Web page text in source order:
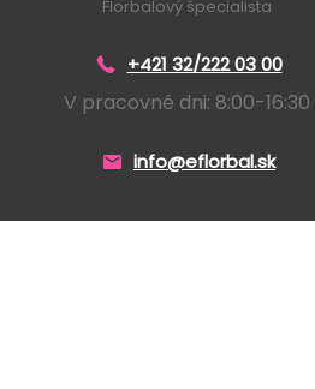
Florbalový špecialista
+421 32/222 03 00
V pracovné dni: 8:00-16:30
info@eflorbal.sk